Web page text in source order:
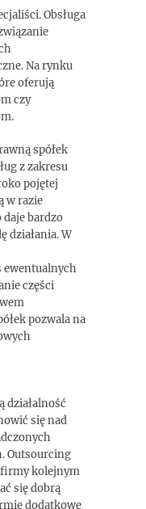
Obsługa
Na rynku
oferują
czy
spółek
z zakresu
pojętej
w razie
bardzo
działania. W
ewentualnych
części
pozwala na
działalność
się nad
Outsourcing
firmy kolejnym
się dobrą
dodatkowe